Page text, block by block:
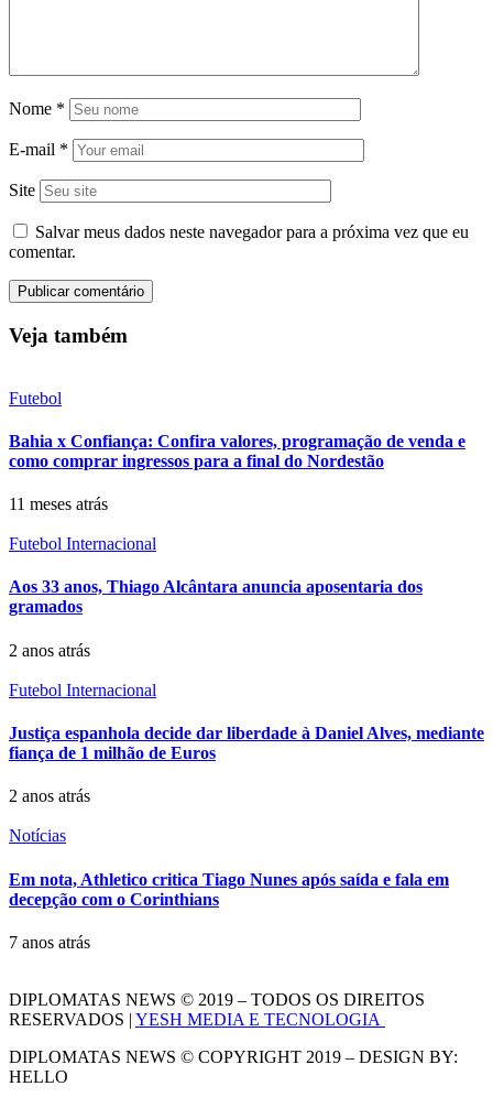
Nome *
E-mail *
Site
Salvar meus dados neste navegador para a próxima vez que eu
comentar.
Veja também
Futebol
Bahia x Confiança: Confira valores, programação de venda e
como comprar ingressos para a final do Nordestão
11 meses atrás
Futebol Internacional
Aos 33 anos, Thiago Alcântara anuncia aposentaria dos
gramados
2 anos atrás
Futebol Internacional
Justiça espanhola decide dar liberdade à Daniel Alves, mediante
fiança de 1 milhão de Euros
2 anos atrás
Notícias
Em nota, Athletico critica Tiago Nunes após saída e fala em
decepção com o Corinthians
7 anos atrás
DIPLOMATAS NEWS © 2019 – TODOS OS DIREITOS
RESERVADOS | YESH MEDIA E TECNOLOGIA
DIPLOMATAS NEWS © COPYRIGHT 2019 – DESIGN BY:
HELLO